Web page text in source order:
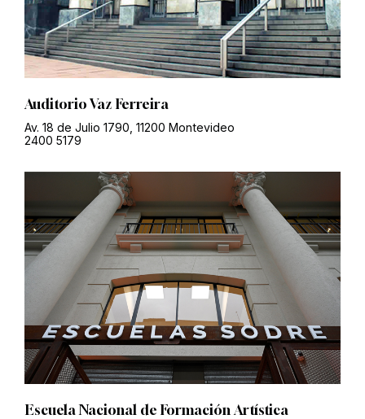
Auditorio Vaz Ferreira
Av. 18 de Julio 1790, 11200 Montevideo
2400 5179
Escuela Nacional de Formación Artística